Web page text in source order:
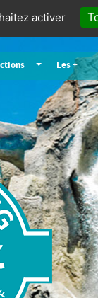
Les +
activer